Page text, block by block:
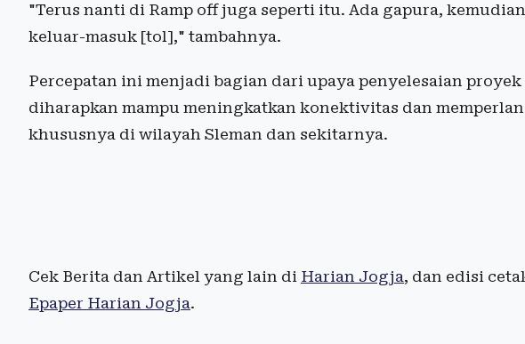
"Terus nanti di Ramp off juga seperti itu. Ada gapura,
keluar-masuk [tol]," tambahnya.
Percepatan ini menjadi bagian dari upaya penyelesaian
diharapkan mampu meningkatkan konektivitas dan
khususnya di wilayah Sleman dan sekitarnya.
Cek Berita dan Artikel yang lain di Harian Jogja, dan edisi
Epaper Harian Jogja.